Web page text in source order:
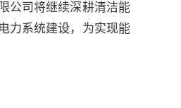
公司将继续深耕清洁能
力系统建设，为实现能